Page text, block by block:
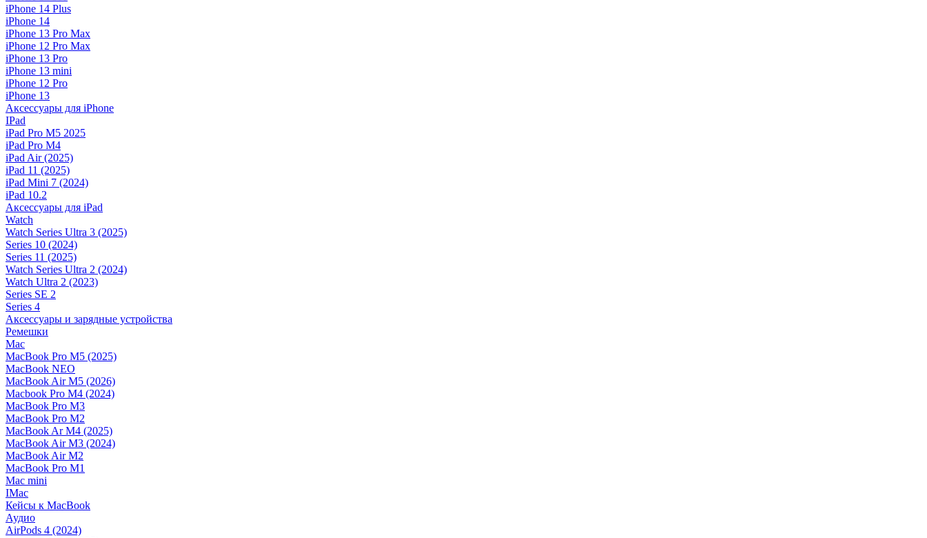
iPhone 14 Plus
iPhone 14
iPhone 13 Pro Max
iPhone 12 Pro Max
iPhone 13 Pro
iPhone 13 mini
iPhone 12 Pro
iPhone 13
Аксессуары для iPhone
IPad
iPad Pro M5 2025
iPad Pro M4
iPad Air (2025)
iPad 11 (2025)
iPad Mini 7 (2024)
iPad 10.2
Аксессуары для iPad
Watch
Watch Series Ultra 3 (2025)
Series 10 (2024)
Series 11 (2025)
Watch Series Ultra 2 (2024)
Watch Ultra 2 (2023)
Series SE 2
Series 4
Аксессуары и зарядные устройства
Ремешки
Mac
MacBook Pro M5 (2025)
MacBook NEO
MacBook Air M5 (2026)
Macbook Pro M4 (2024)
MacBook Pro M3
MacBook Pro M2
MacBook Ar M4 (2025)
MacBook Air M3 (2024)
MacBook Air M2
MacBook Pro M1
Mac mini
IMac
Кейсы к MacBook
Аудио
AirPods 4 (2024)